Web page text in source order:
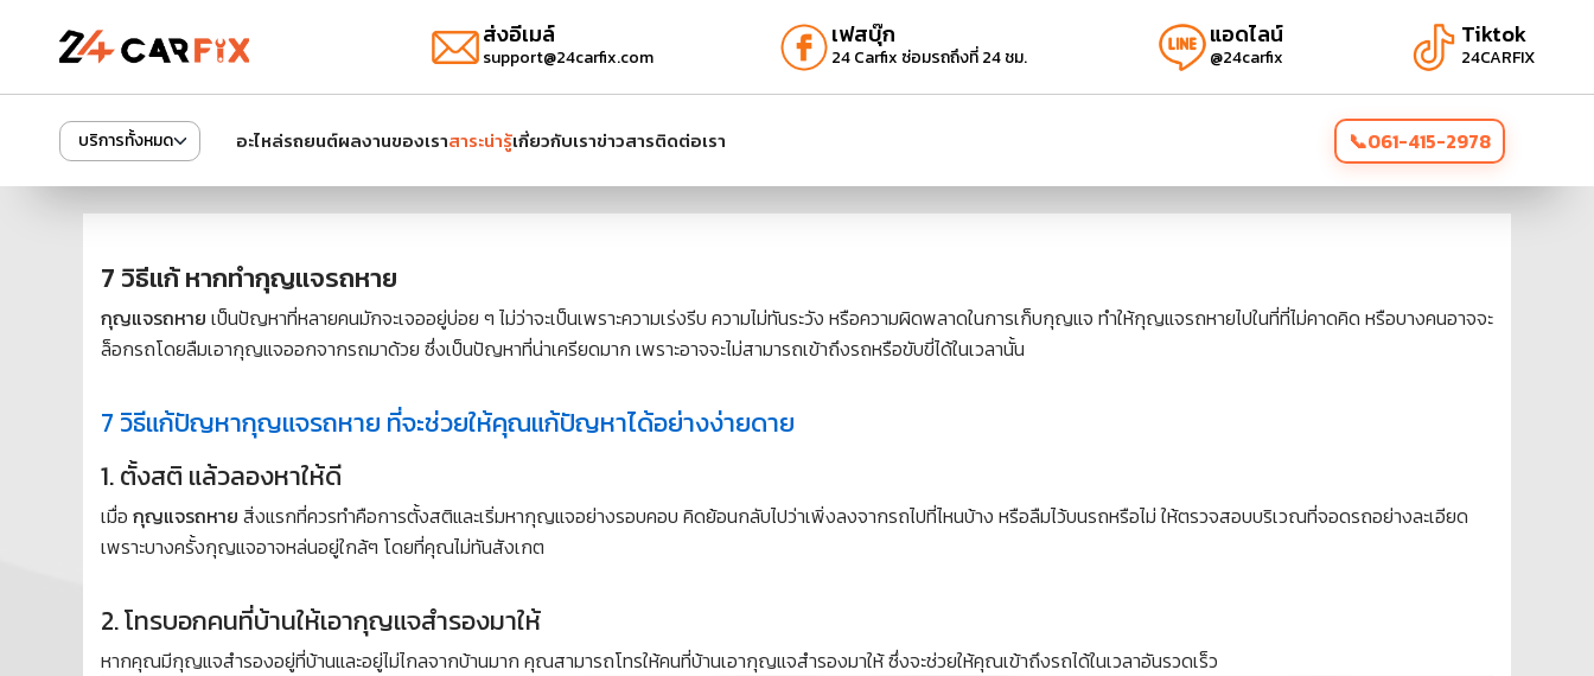
ส่งอีเมล์
support@24carfix.com
เฟสบุ๊ก
24 Carfix ซ่อมรถถึงที่ 24 ชม.
แอดไลน์
@24carfix
Tiktok
24CARFIX
บริการทั้งหมด อะไหล่รถยนต์ผลงานของเราสาระน่ารู้เกี่ยวกับเราข่าวสารติดต่อเรา 061-415-2978
7 วิธีแก้ หากทำกุญแจรถหาย
กุญแจรถหาย เป็นปัญหาที่หลายคนมักจะเจออยู่บ่อย ๆ ไม่ว่าจะเป็นเพราะความเร่งรีบ ความไม่ทันระวัง หรือความผิดพลาดในการเก็บกุญแจ ทำให้กุญแจรถหายไปในที่ที่ไม่คาดคิด หรือบางคนอาจจะ
ล็อกรถโดยลืมเอากุญแจออกจากรถมาด้วย ซึ่งเป็นปัญหาที่น่าเครียดมาก เพราะอาจจะไม่สามารถเข้าถึงรถหรือขับขี่ได้ในเวลานั้น
7 วิธีแก้ปัญหากุญแจรถหาย ที่จะช่วยให้คุณแก้ปัญหาได้อย่างง่ายดาย
1. ตั้งสติ แล้วลองหาให้ดี
เมื่อ กุญแจรถหาย สิ่งแรกที่ควรทำคือการตั้งสติและเริ่มหากุญแจอย่างรอบคอบ คิดย้อนกลับไปว่าเพิ่งลงจากรถไปที่ไหนบ้าง หรือลืมไว้บนรถหรือไม่ ให้ตรวจสอบบริเวณที่จอดรถอย่างละเอียด
เพราะบางครั้งกุญแจอาจหล่นอยู่ใกล้ๆ โดยที่คุณไม่ทันสังเกต
2. โทรบอกคนที่บ้านให้เอากุญแจสำรองมาให้
หากคุณมีกุญแจสำรองอยู่ที่บ้านและอยู่ไม่ไกลจากบ้านมาก คุณสามารถโทรให้คนที่บ้านเอากุญแจสำรองมาให้ ซึ่งจะช่วยให้คุณเข้าถึงรถได้ในเวลาอันรวดเร็ว